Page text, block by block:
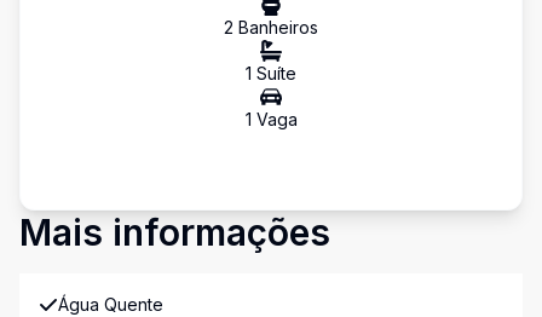
2 Banheiros
1 Suíte
1 Vaga
Mais informações
Água Quente